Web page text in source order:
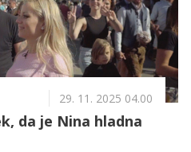
29. 11. 2025 04.00
da je Nina hladna